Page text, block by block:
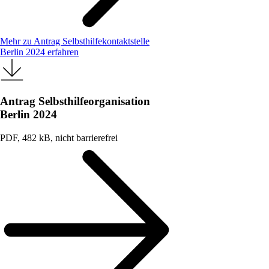
Mehr zu Antrag Selbsthilfekontaktstelle
Berlin 2024 erfahren
Antrag Selbsthilfeorganisation
Berlin 2024
PDF, 482 kB, nicht barrierefrei